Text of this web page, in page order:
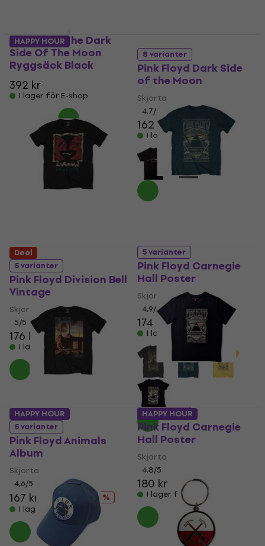
Pink Floyd The Dark
Side Of The Moon
Ryggsäck Black
392 kr
I lager för E-shop
8 varianter
Pink Floyd Dark Side
of the Moon
Skjorta
4,7/5
162 kr
I lager för E-shop
HAPPY HOUR
5 varianter
Pink Floyd Division Bell
Vintage
Skjorta
5/5
176 kr186 kr
I lager för E-shop
5 varianter
Pink Floyd Carnegie
Hall Poster
Skjorta
4,9/5
174 kr178 kr
I lager för E-shop
Deal
5 varianter
Pink Floyd Animals
Album
Skjorta
4,6/5
167 kr 197 kr
- 15 %
I lager för E-shop
6 varianter
Pink Floyd Carnegie
Hall Poster
Skjorta
4,8/5
180 kr
I lager för E-shop
HAPPY HOUR HAPPY HOUR